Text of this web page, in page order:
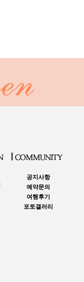
공지사항
예약문의
여행후기
포토갤러리